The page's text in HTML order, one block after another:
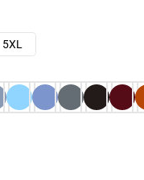
5XL